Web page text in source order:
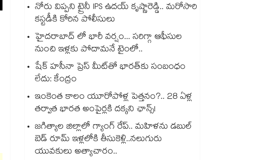
నోరు విప్పని ట్రైనీ IPS ఉదయ్ కృష్ణారెడ్డి.. మరోసారి
కస్టడీకి కోరిన పోలీసులు
హైదరాబాద్ లో భారీ వర్షం... సరిగ్గా ఆఫీసుల
నుంచి ఇళ్లకు పోదామనే టైంలో..
షేక్ హసీనా ప్రెస్ మీట్‎తో భారత్‎కు సంబంధం
లేదు: కేంద్రం
ఇంకెంత కాలం యూరోపోళ్ల పెత్తనం?.. 28 ఏళ్ల
తర్వాత భారత అంపైర్లకి దక్కని ఛాన్స్!
జగిత్యాల జిల్లాలో గ్యాంగ్ రేప్.. మహిళను డబుల్
బెడ్ రూమ్ ఇళ్లలోకి తీసుకెళ్లి..నలుగురు
యువకులు అత్యాచారం..